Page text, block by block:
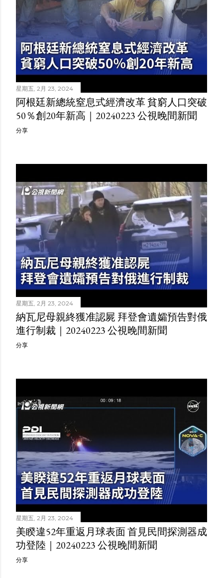
星期五, 2月 23, 2024
阿根廷新總統窒息式經濟改革 貧窮人口突破
50％創20年新高｜20240223 公視晚間新聞
分享
星期五, 2月 23, 2024
納瓦尼母親終獲准認屍 拜登會遺孀預告對俄
進行制裁｜20240223 公視晚間新聞
分享
星期五, 2月 23, 2024
美睽違52年重返月球表面 首見民間探測器成
功登陸｜20240223 公視晚間新聞
分享